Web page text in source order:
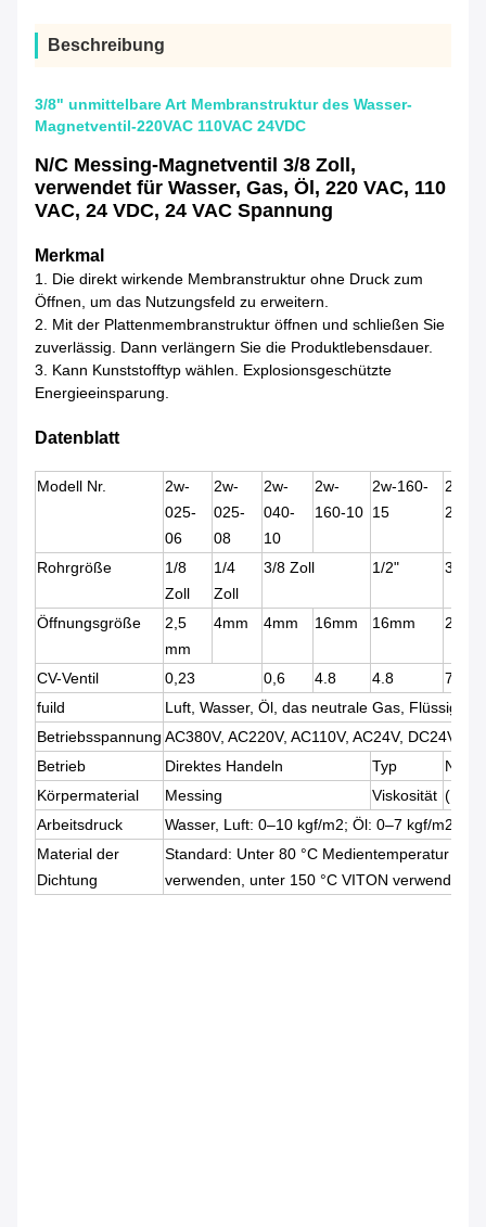
Beschreibung
3/8" unmittelbare Art Membranstruktur des Wasser-
Magnetventil-220VAC 110VAC 24VDC
N/C Messing-Magnetventil 3/8 Zoll,
verwendet für Wasser, Gas, Öl, 220 VAC, 110
VAC, 24 VDC, 24 VAC Spannung
Merkmal
1. Die direkt wirkende Membranstruktur ohne Druck zum
Öffnen, um das Nutzungsfeld zu erweitern.
2. Mit der Plattenmembranstruktur öffnen und schließen Sie
zuverlässig. Dann verlängern Sie die Produktlebensdauer.
3. Kann Kunststofftyp wählen. Explosionsgeschützte
Energieeinsparung.
Datenblatt
Modell Nr.
2w-
025-
06
2w-
025-
08
2w-
040-
10
2w-
160-10
2w-160-
15
2w-
200-
Rohrgröße
1/8
Zoll
1/4
Zoll
3/8 Zoll 1/2" 3/4"
Öffnungsgröße
2,5
mm
4mm 4mm 16mm 16mm
CV-Ventil 0,23 0,6 4.8 4.8
7.6
fuild
Luft, Wasser, Öl, das neutrale Gas, Flüssigkeit
Betriebsspannung AC380V, AC220V, AC110V, AC24V, DC24V,
Betrieb
Direktes Handeln Typ
Körpermaterial
Messing Viskosität
Arbeitsdruck
Wasser, Luft: 0–10 kgf/m2; Öl: 0–7 kgf/m2
Material der
Dichtung
Standard: Unter 80 °C Medientemperatur
verwenden, unter 150 °C VITON verwenden